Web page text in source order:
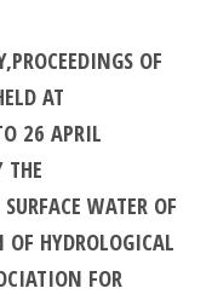
OF
AT
26 APRIL
THE
WATER OF
HYDROLOGICAL
FOR